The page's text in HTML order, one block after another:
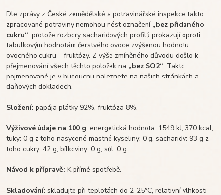
Dle zprávy z České zemědělské a potravinářské inspekce takto
zpracované potraviny nemohou nést označení „bez přidaného
cukru“, protože rozbory sacharidových profilů prokazují oproti
tabulkovým hodnotám čerstvého ovoce zvýšenou hodnotu
ovocného cukru – fruktózy. Z výše zmíněného důvodu došlo k
přejmenování všech těchto položek na „bez SO2“. Takto
pojmenované je v budoucnu naleznete na našich stránkách a
daňových dokladech.
Složení: papája plátky 92%, fruktóza 8%.
Výživové údaje na 100 g: energetická hodnota: 1549 kJ, 370 kcal,
tuky: 0 g z toho nasycené mastné kyseliny: 0 g, sacharidy: 93 g z
toho cukry: 42 g, bílkoviny: 0 g, sůl: 0 g.
Návod k přípravě:K přímé spotřebě.
Skladování: skladujte při teplotách do 2-25°C, relativní vlhkosti